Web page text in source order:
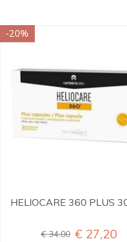
HELIOCARE 360 PLUS
€ 34,00 € 27,20
-20%